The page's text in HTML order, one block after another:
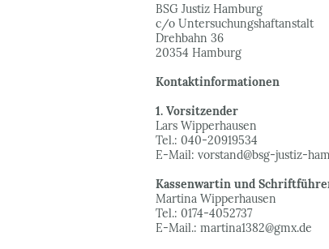
BSG Justiz Hamburg
c/o Untersuchungshaftanstalt
Drehbahn 36
20354 Hamburg
Kontaktinformationen
1. Vorsitzender
Lars Wipperhausen
Tel.: 040-20919534
E-Mail: vorstand@bsg-justiz-
Kassenwartin und
Martina Wipperhausen
Tel.: 0174-4052737
E-Mail.: martina1382@gmx.de